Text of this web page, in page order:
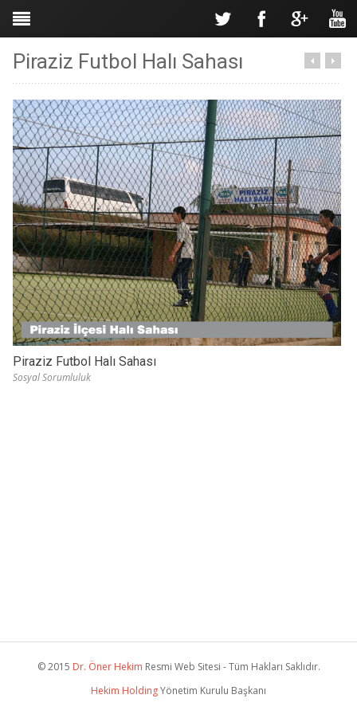
Piraziz Futbol Halı Sahası
Piraziz Futbol Halı Sahası
Sosyal Sorumluluk
© 2015 Dr. Öner Hekim Resmi Web Sitesi - Tüm Hakları Saklıdır.
Hekim HoldingYönetim Kurulu Başkanı